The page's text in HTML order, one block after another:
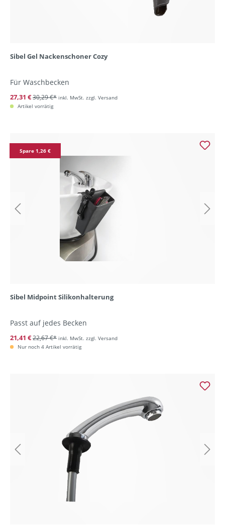
Sibel Gel Nackenschoner Cozy
Für Waschbecken
27,31 €30,29 €* inkl. MwSt. zzgl. Versand
Artikel vorrätig
Spare 1,26 €
Sibel Midpoint Silikonhalterung
Passt auf jedes Becken
21,41 €22,67 €* inkl. MwSt. zzgl. Versand
Nur noch 4 Artikel vorrätig